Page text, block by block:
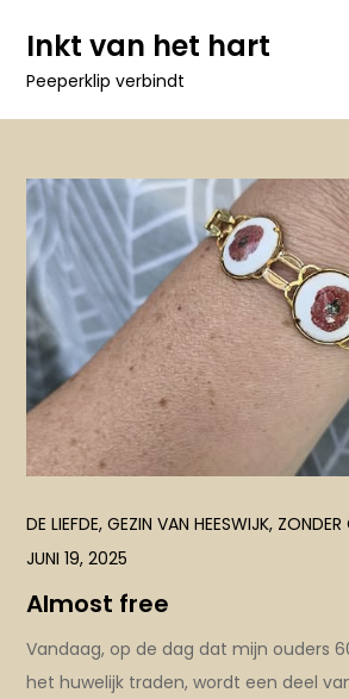
inhoud
Inkt van het hart
Peeperklip verbindt
DE LIEFDE,GEZIN VAN HEESWIJK, ZONDER
JUNI 19, 2025
Almost free
Vandaag, op de dag dat mijn ouders
het huwelijk traden, wordt een deel